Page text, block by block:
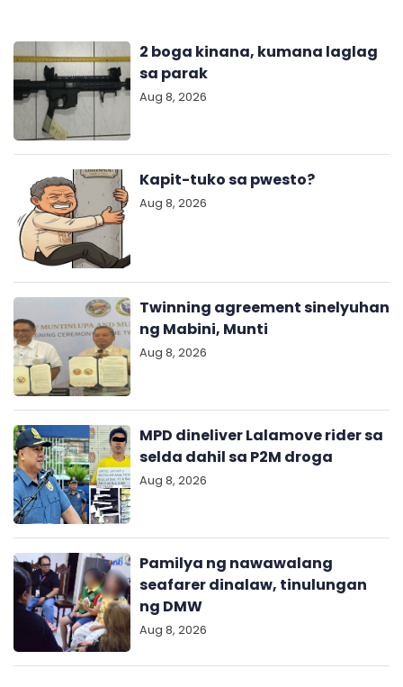
2 boga kinana, kumana laglag
sa parak
Aug 8, 2026
Kapit-tuko sa pwesto?
Aug 8, 2026
Twinning agreement sinelyuhan
ng Mabini, Munti
Aug 8, 2026
MPD dineliver Lalamove rider sa
selda dahil sa P2M droga
Aug 8, 2026
Pamilya ng nawawalang
seafarer dinalaw, tinulungan
ng DMW
Aug 8, 2026